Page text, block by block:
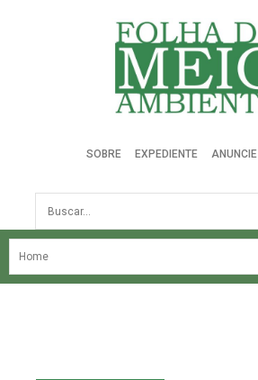
Folha do Meio Ambiente
SOBRE EXPEDIENTE ANUNCIE
Busca
NOSSA HISTÓRIA